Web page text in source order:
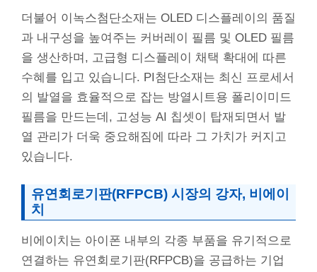
더불어 이녹스첨단소재는 OLED 디스플레이의 품질
과 내구성을 높여주는 커버레이 필름 및 OLED 필름
을 생산하며, 고급형 디스플레이 채택 확대에 따른
수혜를 입고 있습니다. PI첨단소재는 최신 프로세서
의 발열을 효율적으로 잡는 방열시트용 폴리이미드
필름을 만드는데, 고성능 AI 칩셋이 탑재되면서 발
열 관리가 더욱 중요해짐에 따라 그 가치가 커지고
있습니다.
유연회로기판(RFPCB) 시장의 강자, 비에이
치
비에이치는 아이폰 내부의 각종 부품을 유기적으로
연결하는 유연회로기판(RFPCB)을 공급하는 기업